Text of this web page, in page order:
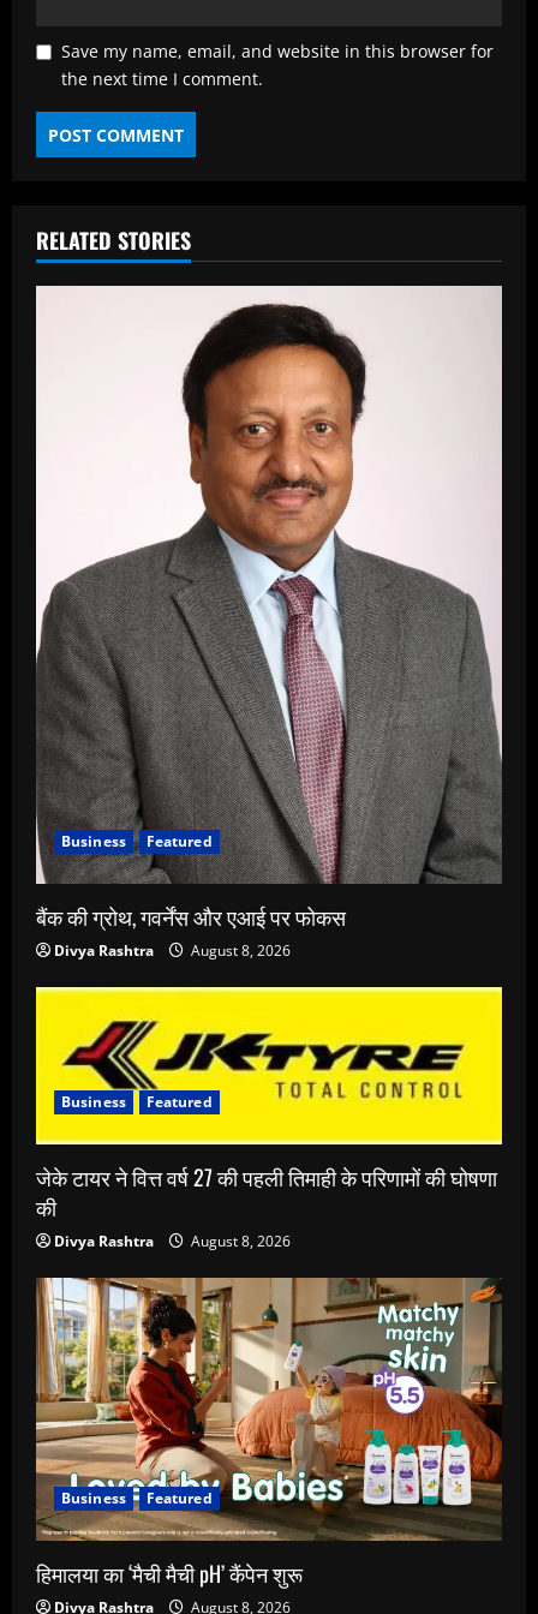
Save my name, email, and website in this browser for
the next time I comment.
RELATED STORIES
Business Featured
बैंक की ग्रोथ, गवर्नेंस और एआई पर फोकस
Divya Rashtra August 8, 2026
Business Featured
जेके टायर ने वित्त वर्ष 27 की पहली तिमाही के परिणामों की घोषणा
की
Divya Rashtra August 8, 2026
Business Featured
हिमालया का ‘मैची मैची pH’ कैंपेन शुरू
Divya Rashtra August 8, 2026